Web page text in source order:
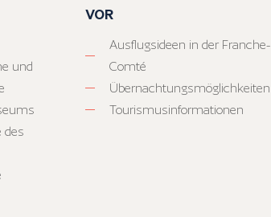
und
des
VOR
Ausflugsideen in der Franche-
Comté
Übernachtungsmöglichkeiten
Tourismusinformationen